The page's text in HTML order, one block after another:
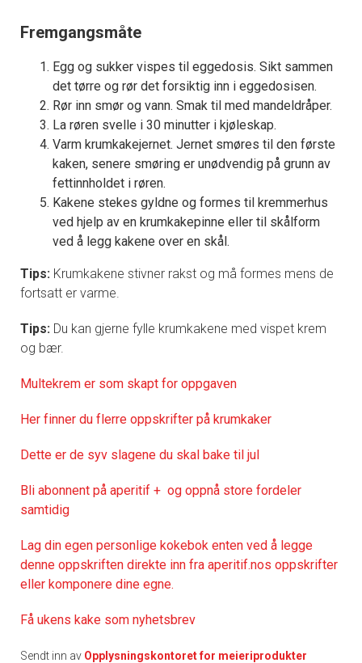
Fremgangsmåte
Egg og sukker vispes til eggedosis. Sikt sammen
det tørre og rør det forsiktig inn i eggedosisen.
Rør inn smør og vann. Smak til med mandeldråper.
La røren svelle i 30 minutter i kjøleskap.
Varm krumkakejernet. Jernet smøres til den første
kaken, senere smøring er unødvendig på grunn av
fettinnholdet i røren.
Kakene stekes gyldne og formes til kremmerhus
ved hjelp av en krumkakepinne eller til skålform
ved å legg kakene over en skål.
Tips: Krumkakene stivner rakst og må formes mens de
fortsatt er varme.
Tips: Du kan gjerne fylle krumkakene med vispet krem
og bær.
Multekrem er som skapt for oppgaven
Her finner du flerre oppskrifter på krumkaker
Dette er de syv slagene du skal bake til jul
Bli abonnent på aperitif + og oppnå store fordeler
samtidig
Lag din egen personlige kokebok enten ved å legge
denne oppskriften direkte inn fra aperitif.nos oppskrifter
eller komponere dine egne.
Få ukens kake som nyhetsbrev
Sendt inn av Opplysningskontoret for meieriprodukter